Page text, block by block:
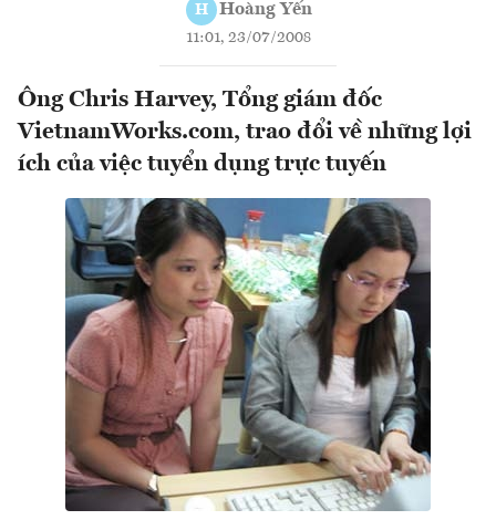
H Hoàng Yến
11:01, 23/07/2008
Ông Chris Harvey, Tổng giám đốc
VietnamWorks.com, trao đổi về những lợi
ích của việc tuyển dụng trực tuyến